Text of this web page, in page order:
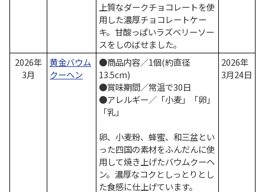
上質なダークチョコレートを使
用した濃厚チョコレートケー
キ。甘酸っぱいラズベリーソー
スをしのばせました。
2026年
3月
黄金バウム
クーヘン
●商品内容／1個(約直径
13.5cm)
●賞味期間／常温で30日
●アレルギー／「小麦」「卵」
「乳」
卵、小麦粉、蜂蜜、和三盆とい
った四国の素材をふんだんに使
用して焼き上げたバウムクーヘ
ン。濃厚なコクとしっとりとし
た食感に仕上げています。
2026年
3月24日